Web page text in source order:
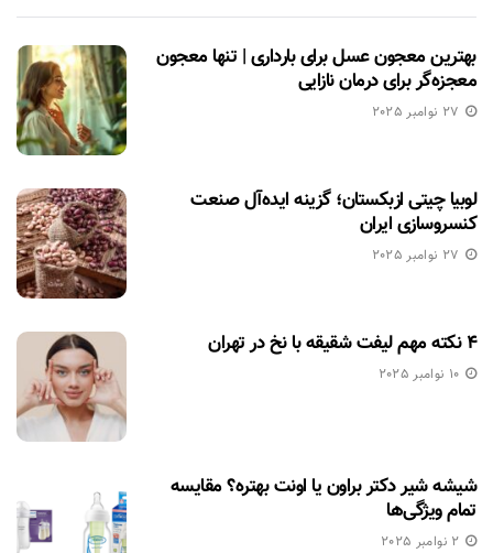
بهترین معجون عسل برای بارداری | تنها معجون
معجزه‌گر برای درمان نازایی
27 نوامبر 2025
لوبیا چیتی ازبکستان؛ گزینه ایده‌آل صنعت
کنسروسازی ایران
27 نوامبر 2025
۴ نکته مهم لیفت شقیقه با نخ در تهران
10 نوامبر 2025
شیشه شیر دکتر براون یا اونت بهتره؟ مقایسه
تمام ویژگی‌ها
2 نوامبر 2025